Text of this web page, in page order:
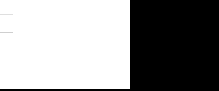
日の琵琶湖の空